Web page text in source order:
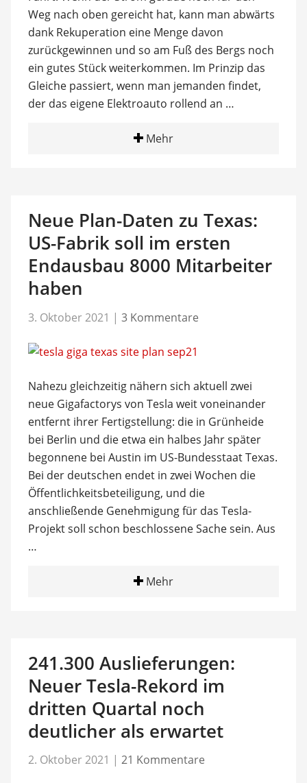
Weg nach oben gereicht hat, kann man abwärts
dank Rekuperation eine Menge davon
zurückgewinnen und so am Fuß des Bergs noch
ein gutes Stück weiterkommen. Im Prinzip das
Gleiche passiert, wenn man jemanden findet,
der das eigene Elektroauto rollend an …
Mehr
Neue Plan-Daten zu Texas:
US-Fabrik soll im ersten
Endausbau 8000 Mitarbeiter
haben
3. Oktober 2021 | 3 Kommentare
Nahezu gleichzeitig nähern sich aktuell zwei
neue Gigafactorys von Tesla weit voneinander
entfernt ihrer Fertigstellung: die in Grünheide
bei Berlin und die etwa ein halbes Jahr später
begonnene bei Austin im US-Bundesstaat Texas.
Bei der deutschen endet in zwei Wochen die
Öffentlichkeitsbeteiligung, und die
anschließende Genehmigung für das Tesla-
Projekt soll schon beschlossene Sache sein. Aus
…
Mehr
241.300 Auslieferungen:
Neuer Tesla-Rekord im
dritten Quartal noch
deutlicher als erwartet
2. Oktober 2021 | 21 Kommentare